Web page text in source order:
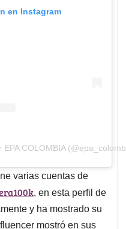
en Instagram
COLOMBIA
varias cuentas de
, en esta perfil de
y ha mostrado su
mostró en sus